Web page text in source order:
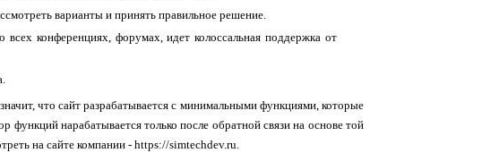
варианты и принять правильное решение.
конференциях, форумах, идет колоссальная поддержка от
что сайт разрабатывается с минимальными функциями, которые
нарабатывается только после обратной связи на основе той
на сайте компании - https://simtechdev.ru.